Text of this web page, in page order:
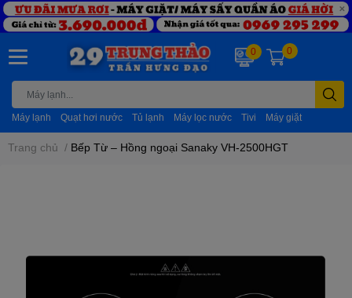
Máy lạnh Quạt hơi nước Tủ lạnh Máy lọc nước Tivi Máy giặt
0 0
Trang chủ / Bếp Từ – Hồng ngoại Sanaky VH-2500HGT